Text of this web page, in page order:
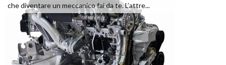
che diventare un meccanico fai da te. L’attre...